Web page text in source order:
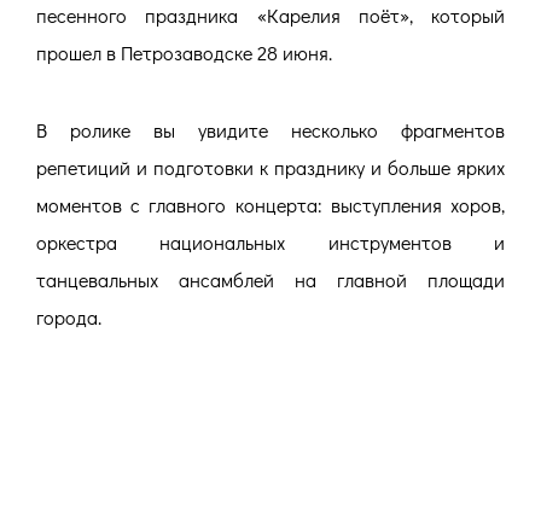
песенного праздника «Карелия поёт», который
прошел в Петрозаводске 28 июня.
В ролике вы увидите несколько фрагментов
репетиций и подготовки к празднику и больше ярких
моментов с главного концерта: выступления хоров,
оркестра национальных инструментов и
танцевальных ансамблей на главной площади
города.